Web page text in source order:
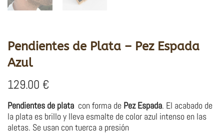
Pendientes de Plata – Pez Espada
Azul
129.00 €
Pendientes de plata con forma de Pez Espada. El acabado de
la plata es brillo y lleva esmalte de color azul intenso en las
aletas. Se usan con tuerca a presión